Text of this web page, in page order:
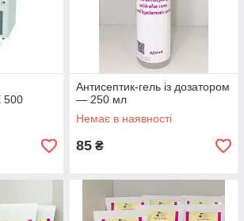
500
Антисептик-гель із дозатором
— 250 мл
Немає в наявності
85 ₴